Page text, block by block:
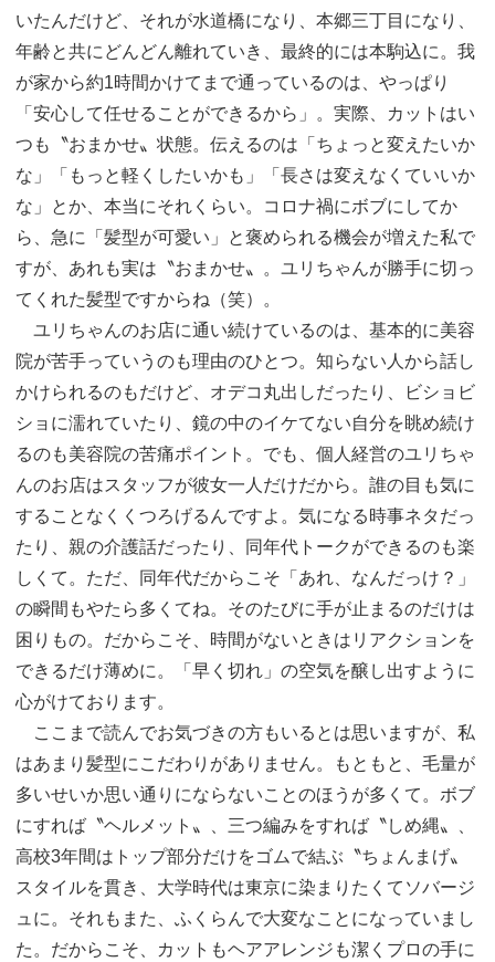
いたんだけど、それが水道橋になり、本郷三丁目になり、
年齢と共にどんどん離れていき、最終的には本駒込に。我
が家から約1時間かけてまで通っているのは、やっぱり
「安心して任せることができるから」。実際、カットはい
つも〝おまかせ〟状態。伝えるのは「ちょっと変えたいか
な」「もっと軽くしたいかも」「長さは変えなくていいか
な」とか、本当にそれくらい。コロナ禍にボブにしてか
ら、急に「髪型が可愛い」と褒められる機会が増えた私で
すが、あれも実は〝おまかせ〟。ユリちゃんが勝手に切っ
てくれた髪型ですからね（笑）。
ユリちゃんのお店に通い続けているのは、基本的に美容
院が苦手っていうのも理由のひとつ。知らない人から話し
かけられるのもだけど、オデコ丸出しだったり、ビショビ
ショに濡れていたり、鏡の中のイケてない自分を眺め続け
るのも美容院の苦痛ポイント。でも、個人経営のユリちゃ
んのお店はスタッフが彼女一人だけだから。誰の目も気に
することなくくつろげるんですよ。気になる時事ネタだっ
たり、親の介護話だったり、同年代トークができるのも楽
しくて。ただ、同年代だからこそ「あれ、なんだっけ？」
の瞬間もやたら多くてね。そのたびに手が止まるのだけは
困りもの。だからこそ、時間がないときはリアクションを
できるだけ薄めに。「早く切れ」の空気を醸し出すように
心がけております。
ここまで読んでお気づきの方もいるとは思いますが、私
はあまり髪型にこだわりがありません。もともと、毛量が
多いせいか思い通りにならないことのほうが多くて。ボブ
にすれば〝ヘルメット〟、三つ編みをすれば〝しめ縄〟、
高校3年間はトップ部分だけをゴムで結ぶ〝ちょんまげ〟
スタイルを貫き、大学時代は東京に染まりたくてソバージ
ュに。それもまた、ふくらんで大変なことになっていまし
た。だからこそ、カットもヘアアレンジも潔くプロの手に